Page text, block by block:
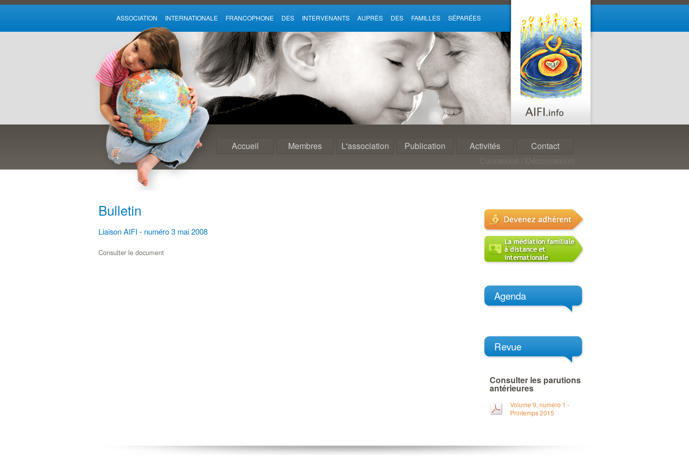
ASSOCIATION INTERNATIONALE FRANCOPHONE DES INTERVENANTS AUPRÈS DES FAMILLES SÉPARÉES
Accueil Membres L'association Publication Activités
Contact
Bulletin
Liaison AIFI - numéro 3 mai 2008
Consulter le document
Agenda
Revue
Consulter les parutions
antérieures
Volume 9, numéro 1 -
Printemps 2015